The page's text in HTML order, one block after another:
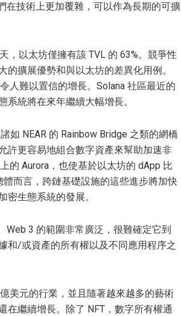
在技術上更加覆雜，可以作為長期的可擴
，以太坊僅擁有該 TVL 的 63%。競爭性
擴展優勢和與以太坊的差異化用例。
人難以置信的增長。Solana 社區最近的
統將在來年繼續大幅增長。
如 NEAR 的 Rainbow Bridge 之類的網橋
許更容易地組合數字資產來幫助加速非
的 Aurora，也使基於以太坊的 dApp 比
而言，跨鏈基礎設施的這些進步將加快
生態系統的發展。
Web 3 的範圍非常廣泛，很難確定它到
和/或資產的所有權以及不同應用程序之
美元的行業，並且隨著越來越多的藝術
在繼續增長。除了 NFT，數字所有權通